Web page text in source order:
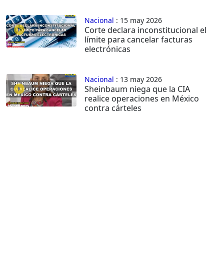
Nacional : 15 may 2026
Corte declara inconstitucional el
límite para cancelar facturas
electrónicas
Nacional : 13 may 2026
Sheinbaum niega que la CIA
realice operaciones en México
contra cárteles